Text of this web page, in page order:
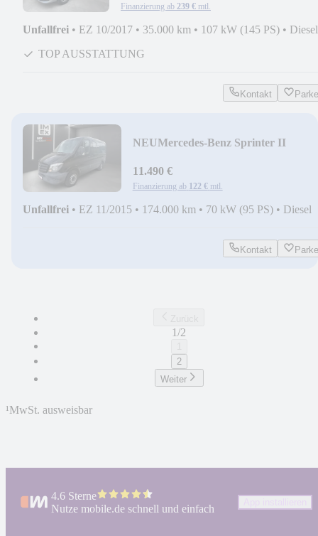
Finanzierung ab 239 € mtl.
Unfallfrei • EZ 10/2017 • 35.000 km • 107 kW (145 PS) • Diesel
TOP AUSSTATTUNG
Kontakt
NEUMercedes-Benz Sprinter II
SITZER+KLIMA+TÜV:06.2028*
11.490 €
Finanzierung ab 122 € mtl.
Unfallfrei • EZ 11/2015 • 174.000 km • 70 kW (95 PS) • Diesel
Kontakt
1/2
2
Weiter
¹MwSt. ausweisbar
4.6 Sterne
Nutze mobile.de schnell und einfach